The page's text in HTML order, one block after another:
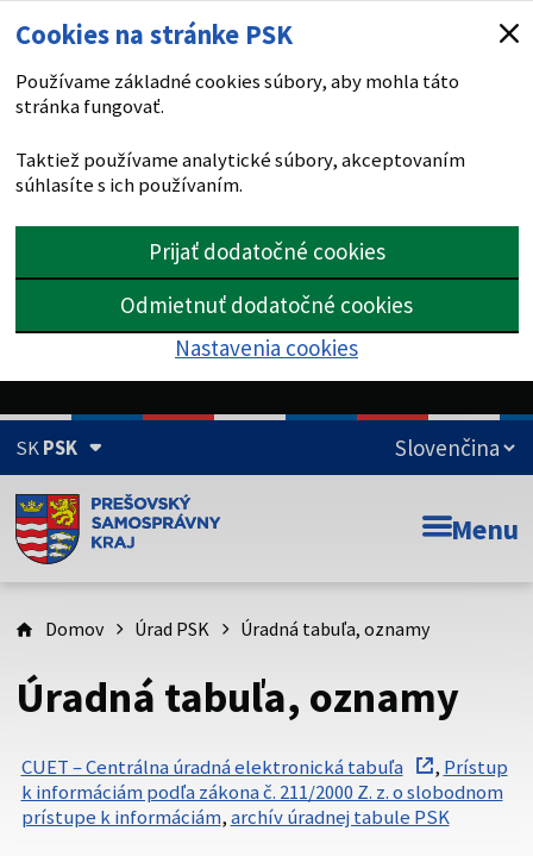
Cookies na stránke PSK
Používame základné cookies súbory, aby mohla táto
stránka fungovať.
Taktiež používame analytické súbory, akceptovaním
súhlasíte s ich používaním.
Prijať dodatočné cookies
Odmietnuť dodatočné cookies
Nastavenia cookies
SKPSK
Doména psk.sk je oficiálna
Toto je oficiálna webová stránka Prešovského
psk.sk.
Táto stránka je zabezpečená
Buďte pozorní a vždy sa uistite, že zdieľate informácie iba
cez zabezpečenú webovú stránku. Zabezpečená stránka
vždy začína https:// pred názvom domény webového sídla.
Menu
Domov Úrad PSK Úradná tabuľa, oznamy
Úradná tabuľa, oznamy
CUET – Centrálna úradná elektronická tabuľa , Prístup
k informáciám podľa zákona č. 211/2000 Z. z. o slobodnom
prístupe k informáciám,archív úradnej tabule PSK